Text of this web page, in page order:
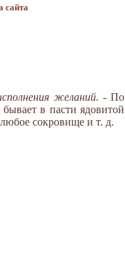
сайта
желаний. - По
в пасти ядовитой
сокровище и т. д.